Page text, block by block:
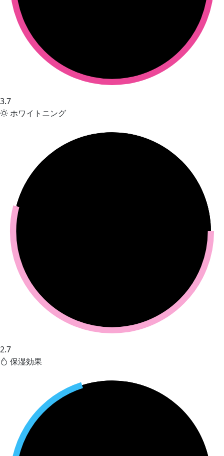
3.7
ホワイトニング
2.7
保湿効果